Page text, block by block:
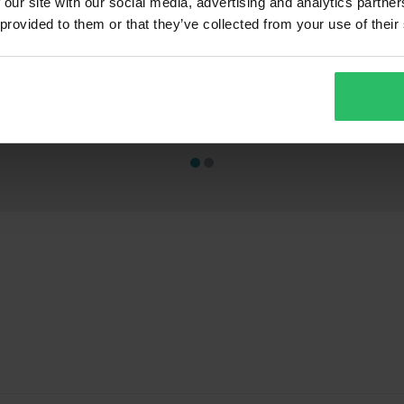
to them or that they’ve collected from your use of
64,99 € -46% 59,99 € -